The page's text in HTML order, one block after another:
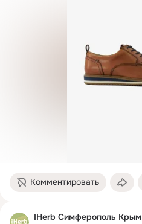
Комментировать
IHerb Симферополь Крым